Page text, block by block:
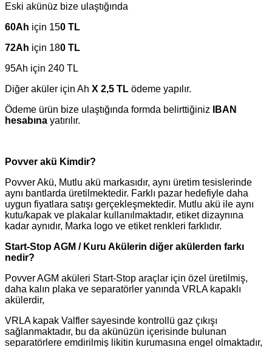
Eski akünüz bize ulaştığında
60Ah için 150 TL
72Ah için 180 TL
95Ah için 240 TL
Diğer aküler için Ah X 2,5 TL ödeme yapılır.
Ödeme ürün bize ulaştığında formda belirttiğiniz
IBAN
hesabına yatırılır.
Povver akü Kimdir?
Povver Akü, Mutlu akü markasıdır, aynı üretim tesislerinde
aynı bantlarda üretilmektedir. Farklı pazar hedefiyle daha
uygun fiyatlara satışı gerçekleşmektedir. Mutlu akü ile aynı
kutu/kapak ve plakalar kullanılmaktadır, etiket dizaynına
kadar aynıdır, Marka logo ve etiket renkleri farklıdır.
Start-Stop AGM / Kuru Akülerin diğer akülerden farkı
nedir?
Povver AGM aküleri Start-Stop araçlar için özel üretilmiş,
daha kalın plaka ve separatörler yanında VRLA kapaklı
akülerdir,
VRLA kapak Valfler sayesinde kontrollü gaz çıkışı
sağlanmaktadır, bu da akünüzün içerisinde bulunan
separatörlere emdirilmiş likitin kurumasına engel olmaktadır,